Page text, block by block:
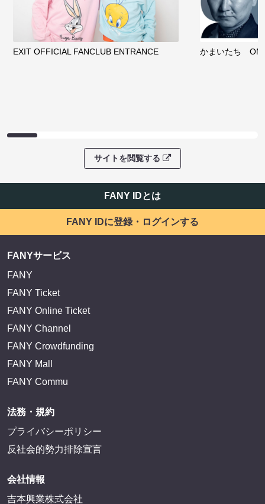
EXIT OFFICIAL FANCLUB ENTRANCE かまいたち
サイトを閲覧する
FANY IDとは
FANY IDに登録・ログインする
FANYサービス
FANY
FANY Ticket
FANY Online Ticket
FANY Channel
FANY Crowdfunding
FANY Mall
FANY Commu
法務・規約
プライバシーポリシー
反社会的勢力排除宣言
会社情報
吉本興業株式会社